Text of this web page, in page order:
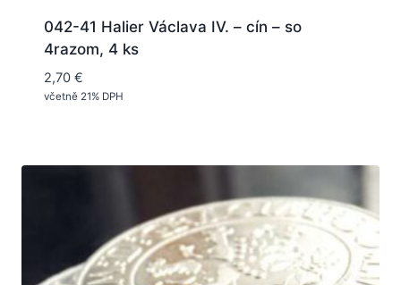
042-41 Halier Václava IV. – cín – so
4razom, 4 ks
2,70 €
včetně 21% DPH